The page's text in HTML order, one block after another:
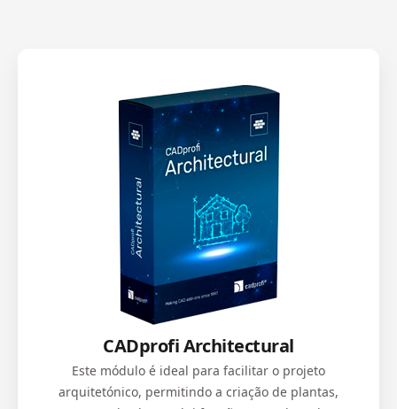
CADprofi Architectural
Este módulo é ideal para facilitar o projeto
arquitetónico, permitindo a criação de plantas,